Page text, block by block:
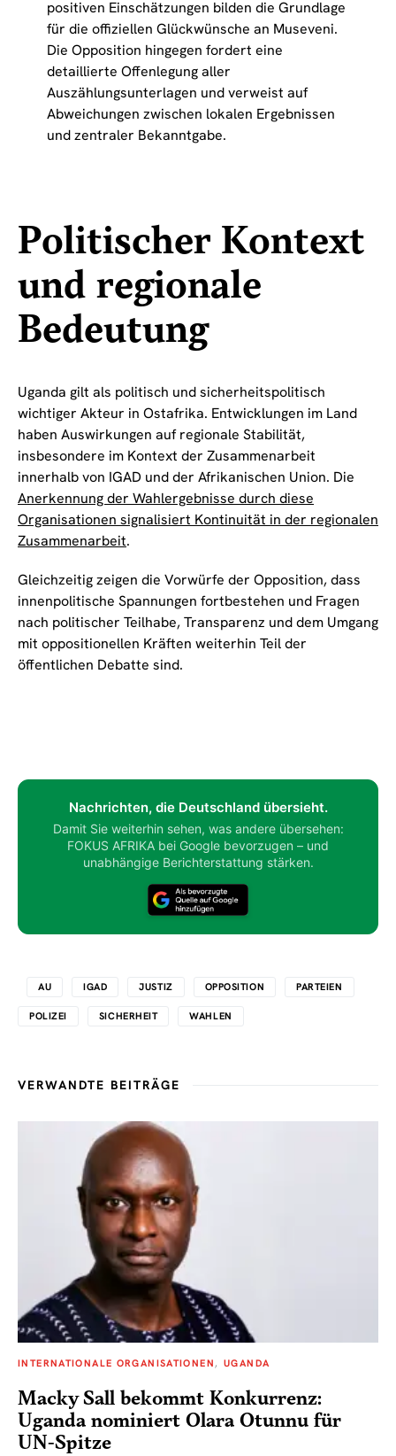
positiven Einschätzungen bilden die Grundlage
für die offiziellen Glückwünsche an Museveni.
Die Opposition hingegen fordert eine
detaillierte Offenlegung aller
Auszählungsunterlagen und verweist auf
Abweichungen zwischen lokalen Ergebnissen
und zentraler Bekanntgabe.
Politischer Kontext
und regionale
Bedeutung
Uganda gilt als politisch und sicherheitspolitisch
wichtiger Akteur in Ostafrika. Entwicklungen im Land
haben Auswirkungen auf regionale Stabilität,
insbesondere im Kontext der Zusammenarbeit
innerhalb von IGAD und der Afrikanischen Union. Die
Anerkennung der Wahlergebnisse durch diese
Organisationen signalisiert Kontinuität in der regionalen
Zusammenarbeit.
Gleichzeitig zeigen die Vorwürfe der Opposition, dass
innenpolitische Spannungen fortbestehen und Fragen
nach politischer Teilhabe, Transparenz und dem Umgang
mit oppositionellen Kräften weiterhin Teil der
öffentlichen Debatte sind.
Nachrichten, die Deutschland übersieht.
Damit Sie weiterhin sehen, was andere übersehen:
FOKUS AFRIKA bei Google bevorzugen – und
unabhängige Berichterstattung stärken.
AU IGAD JUSTIZ OPPOSITION PARTEIEN
POLIZEI SICHERHEIT WAHLEN
VERWANDTE BEITRÄGE
INTERNATIONALE ORGANISATIONEN UGANDA
Macky Sall bekommt Konkurrenz:
Uganda nominiert Olara Otunnu für
UN-Spitze